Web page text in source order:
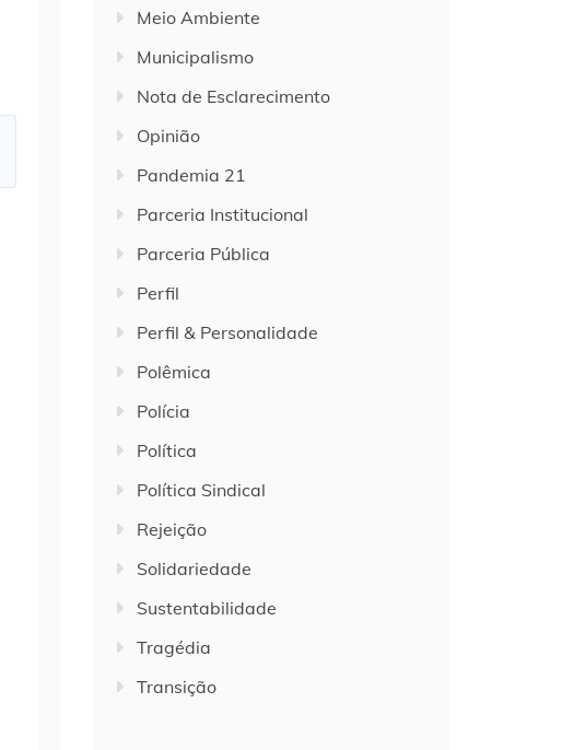
Meio Ambiente
Municipalismo
Nota de Esclarecimento
Opinião
Pandemia 21
Parceria Institucional
Parceria Pública
Perfil
Perfil & Personalidade
Polêmica
Polícia
Política
Política Sindical
Rejeição
Solidariedade
Sustentabilidade
Tragédia
Transição